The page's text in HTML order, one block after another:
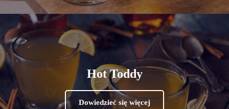
Hot Toddy
Dowiedzieć się więcej